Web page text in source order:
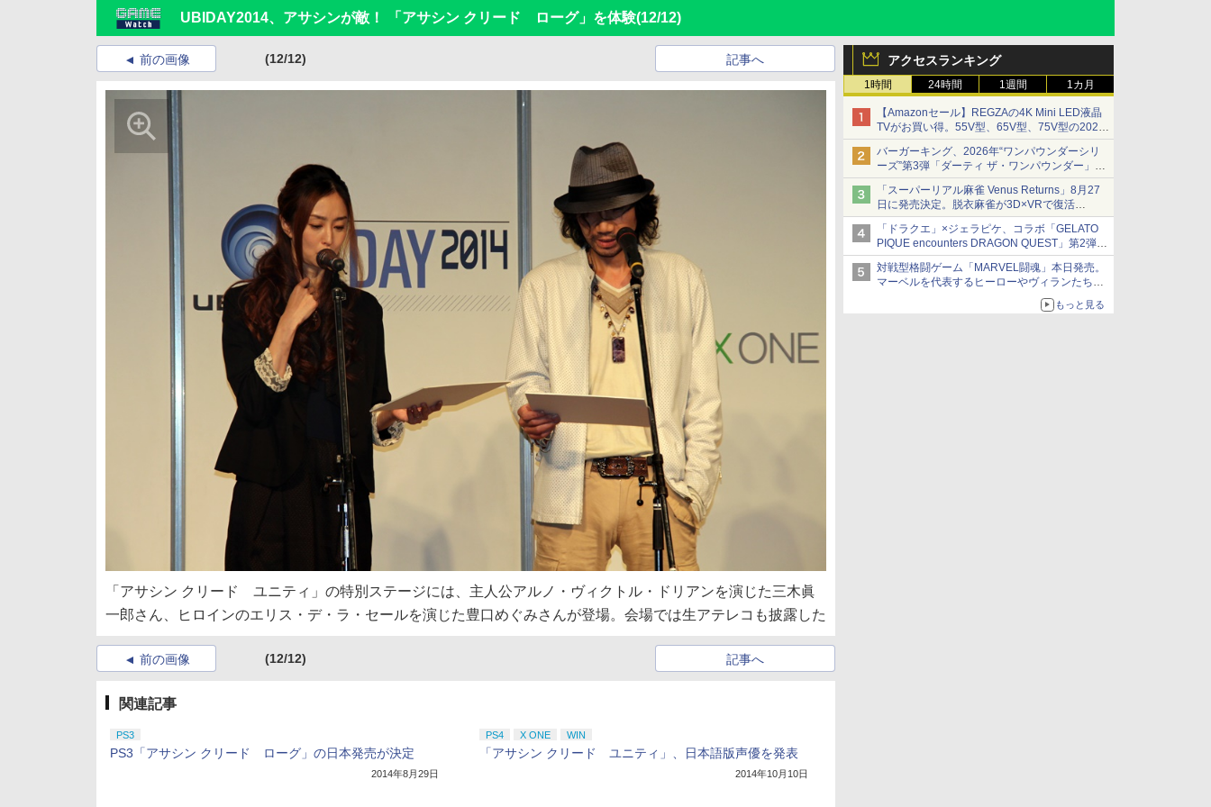
UBIDAY2014、アサシンが敵！ 「アサシン クリード ローグ」を体験(12/12)
アクセスランキング
1時間 24時間 1週間 1カ月
【Amazonセール】REGZAの4K Mini LED液晶
TVがお買い得。55V型、65V型、75V型の2026
年モデルがラインナップ
バーガーキング、2026年“ワンパウンダーシリ
ーズ”第3弾「ダーティ ザ・ワンパウンダー」を
8月7日発売
「特製ガーリックマヨソース」を使用した超大
型チーズバーガー
「スーパーリアル麻雀 Venus Returns」8月27
日に発売決定。脱衣麻雀が3D×VRで復活
発売から2週間は20%オフになるセールが実施
「ドラクエ」×ジェラピケ、コラボ「GELATO
PIQUE encounters DRAGON QUEST」第2弾が
本日発売
アイスカップに入ったスライムやわたぼう、ベ
ビーサタンなどがオリジナルアートで登場
対戦型格闘ゲーム「MARVEL闘魂」本日発売。
マーベルを代表するヒーローやヴィランたちが
「GUILTY GEAR」などの格ゲーを手掛けるア
もっと見る
前の画像 (12/12) 記事へ
「アサシン クリード ユニティ」の特別ステージには、主人公アルノ・ヴィクトル・ドリアンを演じた三木眞
一郎さん、ヒロインのエリス・デ・ラ・セールを演じた豊口めぐみさんが登場。会場では生アテレコも披露した
前の画像 (12/12) 記事へ
関連記事
PS3
PS3「アサシン クリード ローグ」の日本発売が決定
2014年8月29日
PS4 X ONE WIN
「アサシン クリード ユニティ」、日本語版声優を発表
2014年10月10日